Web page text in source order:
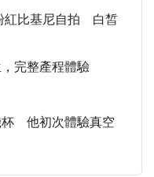
紅比基尼自拍 白皙
完整產程體驗
杯 他初次體驗真空